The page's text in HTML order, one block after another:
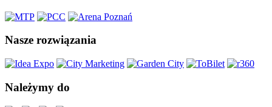
Nasze rozwiązania
Należymy do